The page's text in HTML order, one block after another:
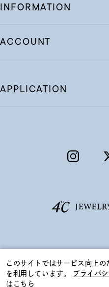
INFORMATION
ACCOUNT
APPLICATION
このサイトではサービス向上の
を利用しています。
プライバ
はこちら